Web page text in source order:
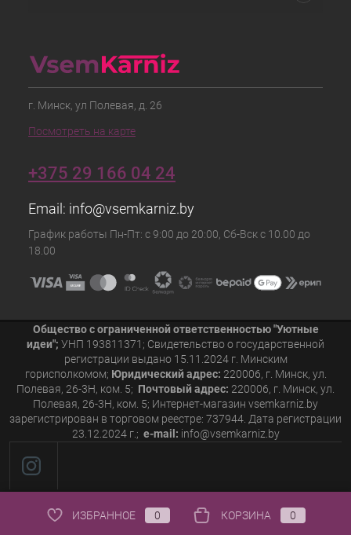
г. Минск, ул Полевая, д. 26
Посмотреть на карте
+375 29 166 04 24
Email: info@vsemkarniz.by
График работы Пн-Пт: с 9:00 до 20:00, Сб-Вск с 10.00 до
18.00
Общество с ограниченной ответственностью "Уютные
идеи"; УНП 193811371; Свидетельство о государственной
регистрации выдано 15.11.2024 г. Минским
горисполкомом; Юридический адрес: 220006, г. Минск, ул.
Полевая, 26-3Н, ком. 5; Почтовый адрес: 220006, г. Минск, ул.
Полевая, 26-3Н, ком. 5; Интернет-магазин vsemkarniz.by
зарегистрирован в торговом реестре: 737944. Дата регистрации
23.12.2024 г.; e-mail: info@vsemkarniz.by
ИЗБРАННОЕ 0 КОРЗИНА 0